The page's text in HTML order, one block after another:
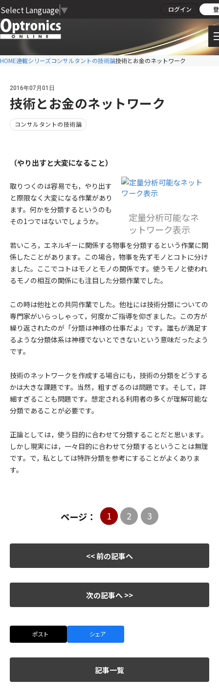
Select Language ▼ ログイン
HOME連載シリーズコンサルタントの技術論技術とお金のネットワーク
2016年07月01日
技術とお金のネットワーク
コンサルタントの技術論
（やり出すと大変になること）
定量分析可能なネ
ットワーク表示
取りつくのは容易でも，やり出す
と際限なく大変になる作業があり
ます。何かを分類するというのも
その1つではないでしょうか。
若いころ，エネルギーに関係する物事を分類するという作業に関
係したことがあります。この場合，物事を先ずモノとコトに分け
ました。ここでコトはモノとモノの関係です。使うモノと使われ
るモノの相互の関係にも注目した分類作業でした。
この時は他社との共同作業でした。他社には技術分類についての
専門家がいらっしゃって，何度かご指導を仰ぎました。この方が
繰り返されたのが「分類は神様の仕事だよ」です。誰もが満足す
るような分類体系は神様でないとできないという意味だったよう
です。
技術のネットワークを作成する場合にも，技術の分類をどうする
かは大きな課題です。当然，粗すぎるのは問題です。そして，詳
細すぎることも問題です。想定される利用者の多くが理解可能な
分類であることが必要です。
正論としては，使う目的に合わせて分類することだと思います。
しかし現実には，一々目的に合わせて分類するということは無理
です。で，私としては特許分類を参考にすることがよくありま
す。
ページ： 1 2 3
<< 前の記事へ
次の記事へ >>
ポスト シェア
記事一覧